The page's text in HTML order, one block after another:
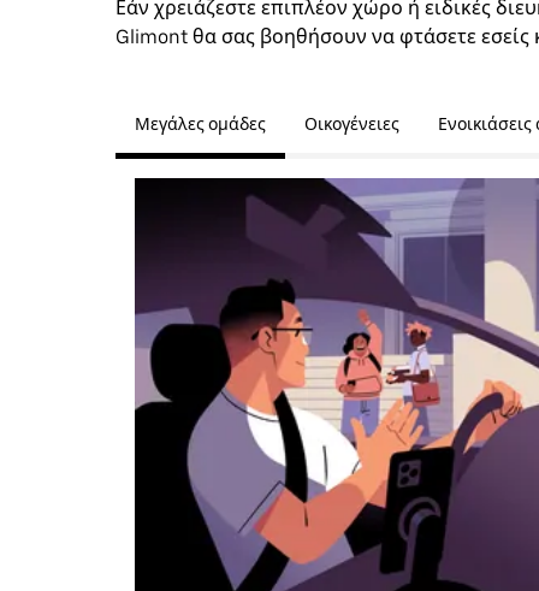
Εάν χρειάζεστε επιπλέον χώρο ή ειδικές
Glimont θα σας βοηθήσουν να φτάσετε
Μεγάλες ομάδες Οικογένειες